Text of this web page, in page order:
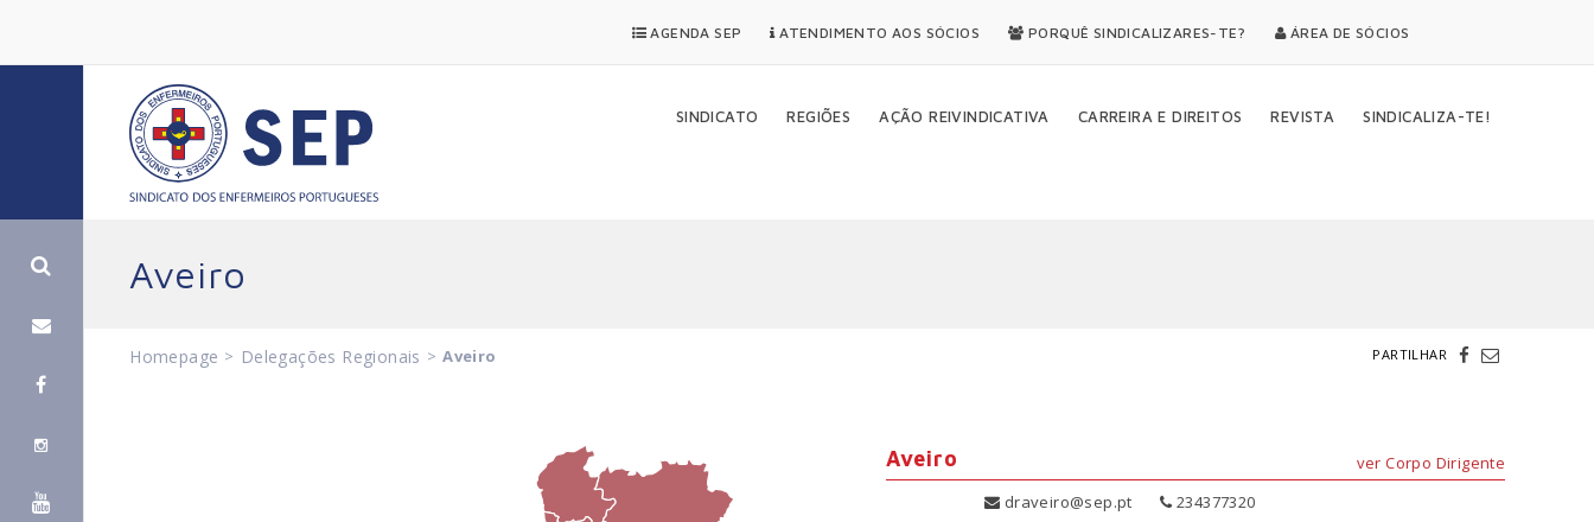
AGENDA SEP ATENDIMENTO AOS SÓCIOS PORQUÊ SINDICALIZARES-TE? ÁREA DE SÓCIOS
SINDICATO REGIÕES AÇÃO REIVINDICATIVA CARREIRA E DIREITOS REVISTA SINDICALIZA-TE!
Aveiro
Homepage > Delegações Regionais > Aveiro PARTILHAR
Aveiro
ver Corpo Dirigente
draveiro@sep.pt
234377320